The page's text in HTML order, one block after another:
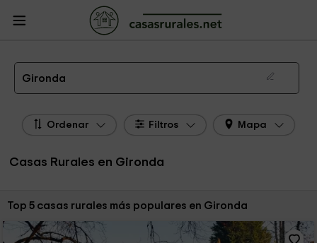
Casas Rurales Francia
Rurales Gironda
Las 5 mejores casas rurales en Gironda de 2026
Gironda
Ordenar Filtros Mapa
Casas Rurales en Gironda
Ordenar por:
Top 5 casas rurales más populares en Gironda